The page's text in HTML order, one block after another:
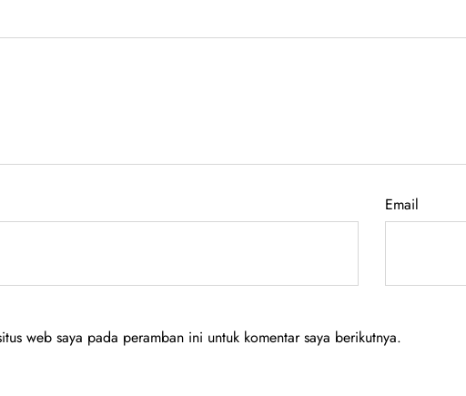
Email
web saya pada peramban ini untuk komentar saya berikutnya.